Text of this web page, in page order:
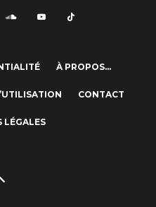
À PROPOS…
CONTACT
LÉGALES